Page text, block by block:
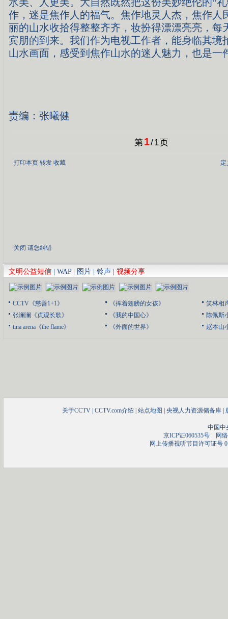
作，迷是焦作人的福气。焦作地灵人杰，焦作人
丽的山水收拾得整整齐齐，妆扮得漂漂亮亮，每
宾朋的到来。我们作为电视工作者，能身临其境
山水画面，感受到焦作山水的迷人魅力，也是一
责编：张曦健
第1/1页
打印本页 转发 收藏
关闭 请您纠错
文明公益短信 WAP| 图片 铃声 视频分享
CCTV《慈善1+1》
张澜澜《贞观长歌》
tina arena《the flame》
《挥着翅膀的女孩》
《我的中国心》
《外面的世界》
笑林相
陈佩斯
赵本山
关于CCTV CCTV.com介绍 站点地图 央视人力资源储备库
中国中
京ICP证060535号网络
网上传播视听节目许可证号